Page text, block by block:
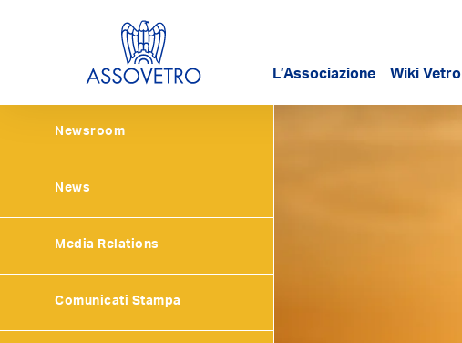
L’Associazione Wiki Vetro
Newsroom
News
Media Relations
Comunicati Stampa